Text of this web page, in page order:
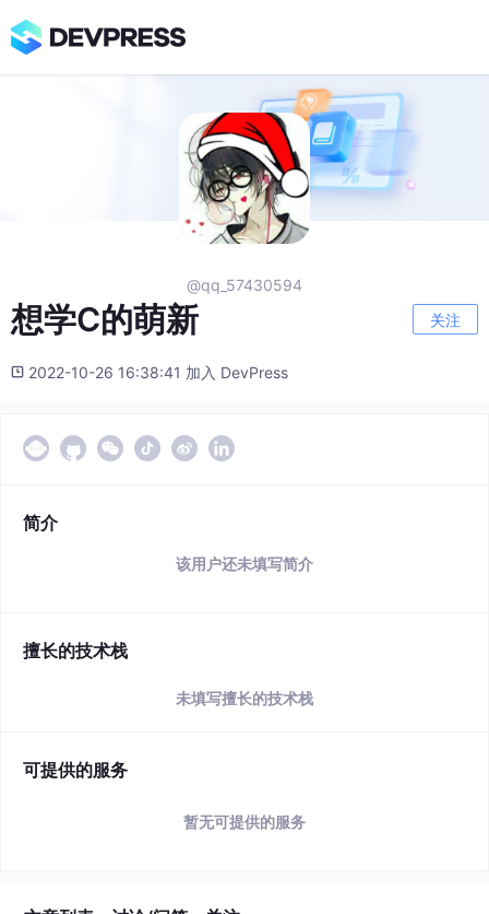
@qq_57430594
想学C的萌新 关注
2022-10-26 16:38:41 加入 DevPress
简介
该用户还未填写简介
擅长的技术栈
未填写擅长的技术栈
可提供的服务
暂无可提供的服务